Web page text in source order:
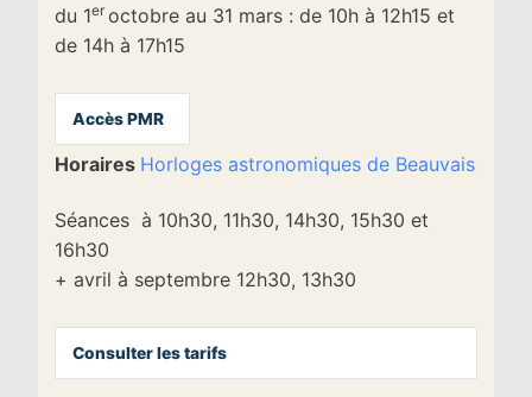
du 1er octobre au 31 mars : de 10h à 12h15 et
de 14h à 17h15
Accès PMR
Horaires Horloges astronomiques de Beauvais
Séances à 10h30, 11h30, 14h30, 15h30 et
16h30
+ avril à septembre 12h30, 13h30
Consulter les tarifs